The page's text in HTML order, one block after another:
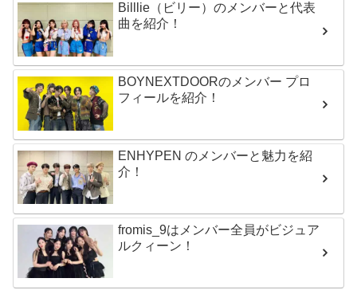
Billlie（ビリー）のメンバーと代表
曲を紹介！
BOYNEXTDOORのメンバー プロ
フィールを紹介！
ENHYPEN のメンバーと魅力を紹
介！
fromis_9はメンバー全員がビジュア
ルクィーン！